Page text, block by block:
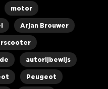
motor
Arjan Brouwer
autorijbewijs
Peugeot